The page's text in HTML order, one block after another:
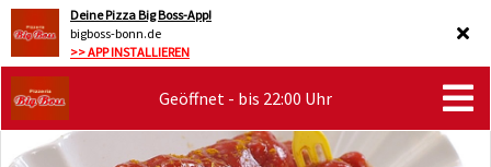
Deine Pizza Big Boss-App!
bigboss-bonn.de
>> APP INSTALLIEREN
Geöffnet - bis 22:00 Uhr